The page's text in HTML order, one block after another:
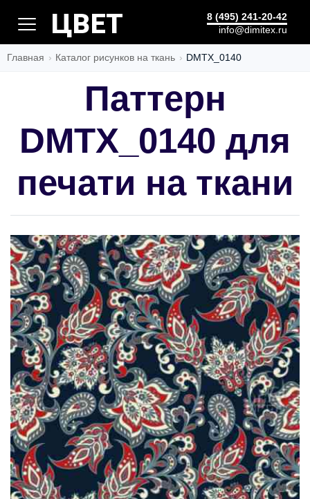
ЦВЕТ
8 (495) 241-20-42
info@dimitex.ru
Главная Каталог рисунков на ткань DMTX_0140
Паттерн
DMTX_0140 для
печати на ткани